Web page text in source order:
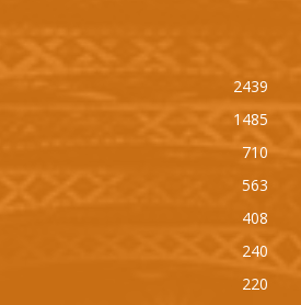
2439
1485
710
563
408
240
220